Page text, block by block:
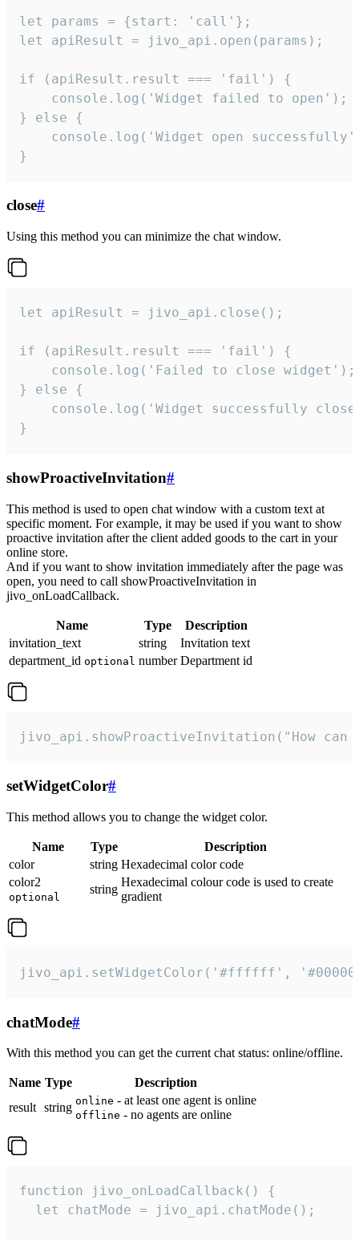
let params = {start: 'call'};
let apiResult = jivo_api.open(params);
if (apiResult.result === 'fail') {
    console.log('Widget failed to open');
} else {
console.log('Widget open
}
close#
Using this method you can minimize the chat window.
let apiResult = jivo_api.close();
if (apiResult.result === 'fail') {
    console.log('Failed to close widget');
} else {
console.log('Widget successfully
}
showProactiveInvitation#
This method is used to open chat window with a custom text at
specific moment. For example, it may be used if you want to show
proactive invitation after the client added goods to the cart in your
online store.
And if you want to show invitation immediately after the page was
open, you need to call showProactiveInvitation in
jivo_onLoadCallback.
Name Type
Description
invitation_text
string
Invitation text
department_id optional number Department id
jivo_api.showProactiveInvitation("How
setWidgetColor#
This method allows you to change the widget color.
Name Type
Description
color
string Hexadecimal color code
color2
optional
string
Hexadecimal colour code is used to create
gradient
jivo_api.setWidgetColor('#ffffff',
chatMode#
With this method you can get the current chat status: online/offline.
Name Type
Description
result string online - at least one agent is online
offline - no agents are online
function jivo_onLoadCallback() {
  let chatMode = jivo_api.chatMode();